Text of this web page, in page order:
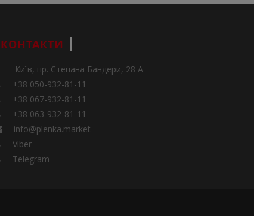
КОНТАКТИ
Київ, пр. Степана Бандери, 28 А
+38 050-932-81-11
+38 067-932-81-11
+38 063-932-81-11
info@plenka.market
Viber
Telegram